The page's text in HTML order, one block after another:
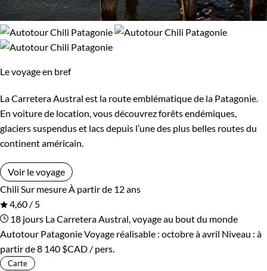
Le voyage en bref
La Carretera Austral est la route emblématique de la Patagonie.
En voiture de location, vous découvrez forêts endémiques,
glaciers suspendus et lacs depuis l’une des plus belles routes du
continent américain.
Voir le voyage
Chili Sur mesure À partir de 12 ans
4,60 / 5
18 jours La Carretera Austral, voyage au bout du monde
Autotour PatagonieVoyage réalisable : octobre à avril Niveau : à
partir de8 140 $CAD / pers.
Carte